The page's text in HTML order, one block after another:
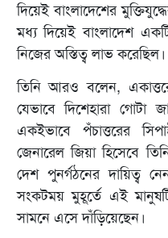
দিয়েই বাংলাদেশের
মধ্য দিয়েই বাংলাদেশ একটি
নিজের অস্তিত্ব লাভ করেছিল।
তিনি আরও বলেন,
যেভাবে দিশেহারা গোটা
একইভাবে পঁচাত্তরের
জেনারেল জিয়া হিসেবে
দেশ পুনর্গঠনের দায়িত্ব
সংকটময় মুহূর্তে এই
সামনে এসে দাঁড়িয়েছেন।